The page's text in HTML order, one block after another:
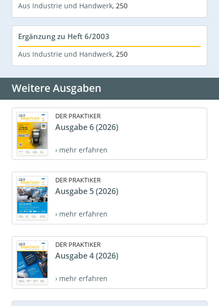
Aus Industrie und Handwerk, 250
Ergänzung zu Heft 6/2003
Aus Industrie und Handwerk, 250
Weitere Ausgaben
DER PRAKTIKER
Ausgabe 6 (2026)
› mehr erfahren
DER PRAKTIKER
Ausgabe 5 (2026)
› mehr erfahren
DER PRAKTIKER
Ausgabe 4 (2026)
› mehr erfahren